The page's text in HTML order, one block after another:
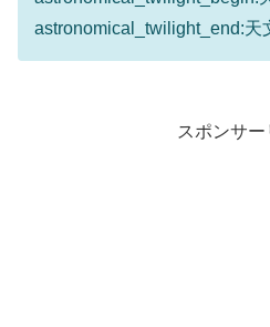
astronomical_twilight_end:天
スポンサー